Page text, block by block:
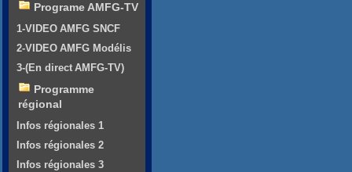
Programe AMFG-TV
1-VIDEO AMFG SNCF
2-VIDEO AMFG Modélis
3-(En direct AMFG-TV)
Programme
régional
Infos régionales 1
Infos régionales 2
Infos régionales 3